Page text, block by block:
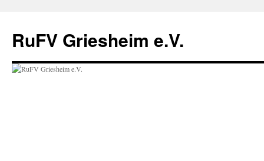
springen
RuFV Griesheim e.V.